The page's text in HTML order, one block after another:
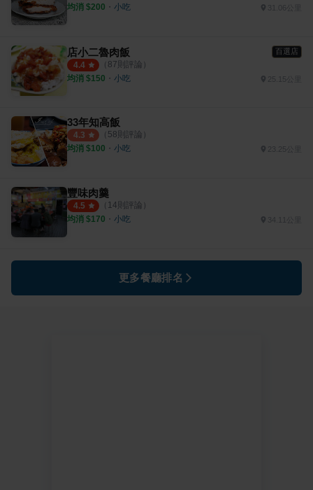
均消 $200 ・ 小吃
店小二魯肉飯 百選店
4.4 （ 87則評論）
均消 $150 ・ 小吃 25.15公里
33年知高飯
4.3 （ 58則評論）
均消 $100 ・ 小吃 23.25公里
豐味肉羹
4.5 （ 14則評論）
均消 $170 ・ 小吃 34.11公里
更多餐廳排名